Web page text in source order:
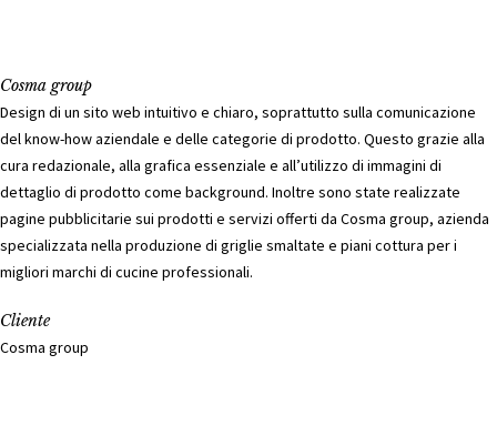
Cosma group
Design di un sito web intuitivo e chiaro, soprattutto sulla comunicazione
del know-how aziendale e delle categorie di prodotto. Questo grazie alla
cura redazionale, alla grafica essenziale e all’utilizzo di immagini di
dettaglio di prodotto come background. Inoltre sono state realizzate
pagine pubblicitarie sui prodotti e servizi offerti da Cosma group, azienda
specializzata nella produzione di griglie smaltate e piani cottura per i
migliori marchi di cucine professionali.
Cliente
Cosma group